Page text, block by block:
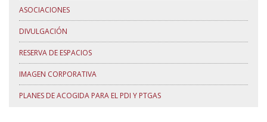
ASOCIACIONES
DIVULGACIÓN
RESERVA DE ESPACIOS
IMAGEN CORPORATIVA
PLANES DE ACOGIDA PARA EL PDI Y PTGAS